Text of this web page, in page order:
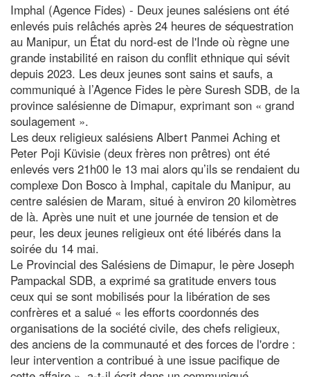
Imphal (Agence Fides) - Deux jeunes salésiens ont été
enlevés puis relâchés après 24 heures de séquestration
au Manipur, un État du nord-est de l'Inde où règne une
grande instabilité en raison du conflit ethnique qui sévit
depuis 2023. Les deux jeunes sont sains et saufs, a
communiqué à l’Agence Fides le père Suresh SDB, de la
province salésienne de Dimapur, exprimant son « grand
soulagement ».
Les deux religieux salésiens Albert Panmei Aching et
Peter Poji Küvisie (deux frères non prêtres) ont été
enlevés vers 21h00 le 13 mai alors qu’ils se rendaient du
complexe Don Bosco à Imphal, capitale du Manipur, au
centre salésien de Maram, situé à environ 20 kilomètres
de là. Après une nuit et une journée de tension et de
peur, les deux jeunes religieux ont été libérés dans la
soirée du 14 mai.
Le Provincial des Salésiens de Dimapur, le père Joseph
Pampackal SDB, a exprimé sa gratitude envers tous
ceux qui se sont mobilisés pour la libération de ses
confrères et a salué « les efforts coordonnés des
organisations de la société civile, des chefs religieux,
des anciens de la communauté et des forces de l'ordre :
leur intervention a contribué à une issue pacifique de